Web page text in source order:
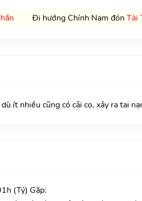
Đi hướng Chính Nam đón Tài
ít nhiều cũng có cãi cọ, xảy ra tai
(Tý) Gặp: